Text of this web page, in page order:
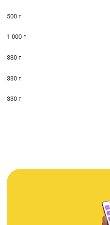
500 г
1 000 г
330 г
330 г
330 г